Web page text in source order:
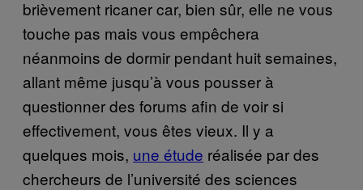
brièvement ricaner car, bien sûr, elle ne vous
touche pas mais vous empêchera
néanmoins de dormir pendant huit semaines,
allant même jusqu’à vous pousser à
questionner des forums afin de voir si
effectivement, vous êtes vieux. Il y a
quelques mois, une étude réalisée par des
chercheurs de l’université des sciences